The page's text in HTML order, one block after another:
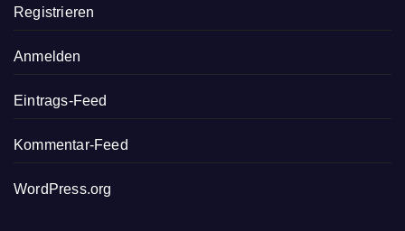
Registrieren
Anmelden
Eintrags-Feed
Kommentar-Feed
WordPress.org